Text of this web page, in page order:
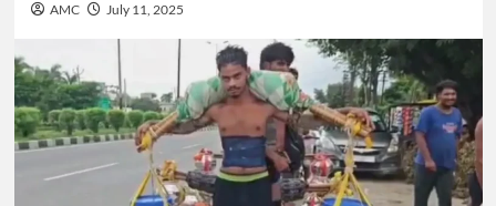
AMC July 11, 2025